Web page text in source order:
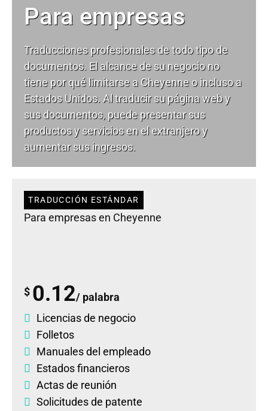
Para empresas
Traducciones profesionales de todo tipo de
documentos. El alcance de su negocio no
tiene por qué limitarse a Cheyenne o incluso a
Estados Unidos. Al traducir su página web y
sus documentos, puede presentar sus
productos y servicios en el extranjero y
aumentar sus ingresos.
TRADUCCIÓN ESTÁNDAR
Para empresas en Cheyenne
$ 0.12/ palabra
Licencias de negocio
Folletos
Manuales del empleado
Estados financieros
Actas de reunión
Solicitudes de patente